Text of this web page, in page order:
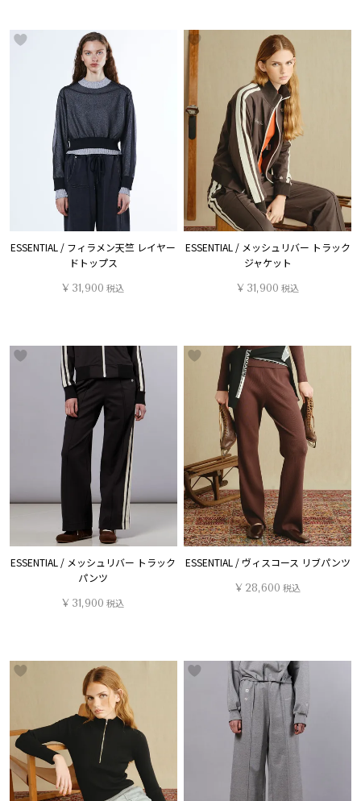
ESSENTIAL / フィラメン天竺 レイヤー
ドトップス
¥ 31,900 税込
ESSENTIAL / メッシュリバー トラック
ジャケット
¥ 31,900 税込
ESSENTIAL / メッシュリバー トラック
パンツ
¥ 31,900 税込
ESSENTIAL / ヴィスコース リブパンツ
¥ 28,600 税込